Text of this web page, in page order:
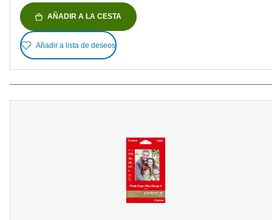
AÑADIR A LA CESTA
Añadir a lista de deseos